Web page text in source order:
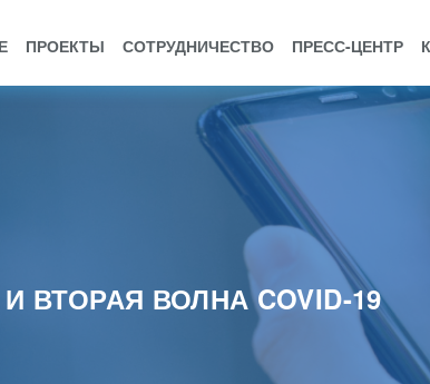
ПРОЕКТЫ СОТРУДНИЧЕСТВО ПРЕСС-ЦЕНТР
ВОЛНА COVID-19